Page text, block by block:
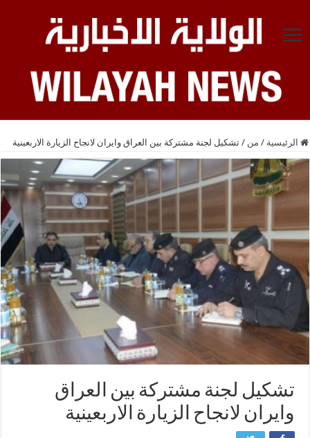
الرئيسية / من / تشكيل لجنة مشتركة بين العراق وايران لانجاح الزيارة الاربعينية
تشكيل لجنة مشتركة بين العراق
وايران لانجاح الزيارة الاربعينية